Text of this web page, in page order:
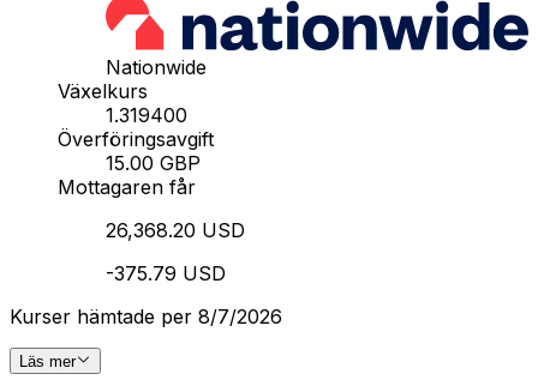
Nationwide
Växelkurs
1.319400
Överföringsavgift
15.00 GBP
Mottagaren får
26,368.20 USD
-375.79 USD
Kurser hämtade per 8/7/2026
Läs mer